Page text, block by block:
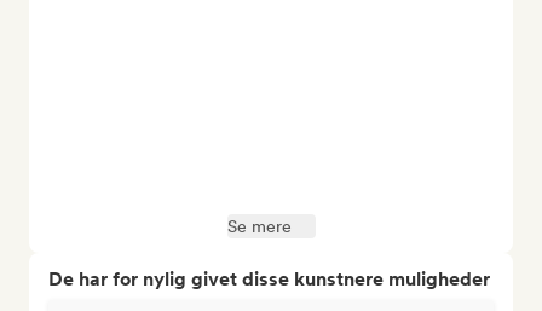
Se mere
De har for nylig givet disse kunstnere muligheder